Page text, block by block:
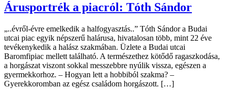
Árusportrék a piacról: Tóth Sándor
„..évről-évre emelkedik a halfogyasztás..” Tóth Sándor a Budai
utcai piac egyik népszerű halárusa, hivatalosan több, mint 22 éve
tevékenykedik a halász szakmában. Üzlete a Budai utcai
Baromfipiac mellett található. A természethez kötődő ragaszkodása,
a horgászat viszont sokkal messzebbre nyúlik vissza, egészen a
gyermekkorhoz. – Hogyan lett a hobbiból szakma? –
Gyerekkoromban az egész családom horgászott. […]